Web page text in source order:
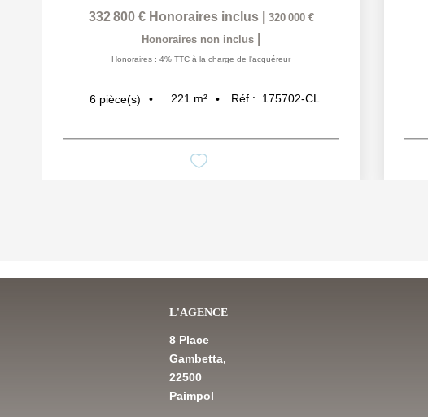
332 800 € Honoraires inclus
320 000 €
Honoraires non inclus
Honoraires : 4% TTC à la charge de l'acquéreur
6 pièce(s) 221 m² Réf : 175702-CL
L'AGENCE
8 Place
Gambetta,
22500
Paimpol